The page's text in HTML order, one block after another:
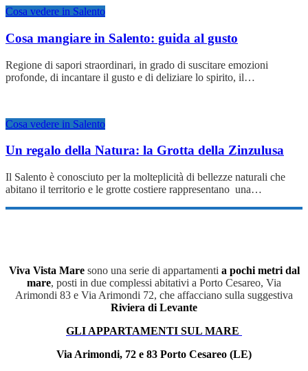
Cosa vedere in Salento
Cosa mangiare in Salento: guida al gusto
Regione di sapori straordinari, in grado di suscitare emozioni
profonde, di incantare il gusto e di deliziare lo spirito, il…
Cosa vedere in Salento
Un regalo della Natura: la Grotta della Zinzulusa
Il Salento è conosciuto per la molteplicità di bellezze naturali che
abitano il territorio e le grotte costiere rappresentano una…
Viva Vista Maresono una serie di appartamenti a pochi metri dal
mare, posti in due complessi abitativi a Porto Cesareo, Via
Arimondi 83 e Via Arimondi 72, che affacciano sulla suggestiva
Riviera di Levante
GLI APPARTAMENTI SUL MARE
Via Arimondi, 72 e 83 Porto Cesareo (LE)